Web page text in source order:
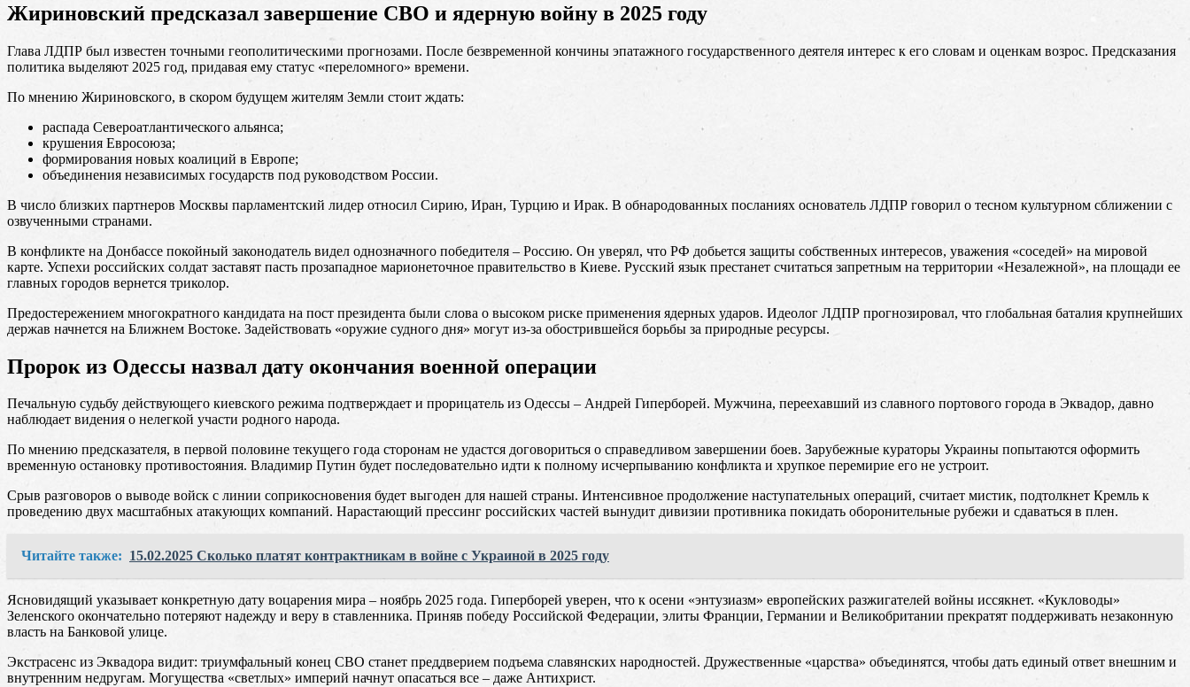
Жириновский предсказал завершение СВО и ядерную войну в 2025 году
Глава ЛДПР был известен точными геополитическими прогнозами. После безвременной кончины эпатажного государственного деятеля интерес к его словам и оценкам возрос. Предсказания
политика выделяют 2025 год, придавая ему статус «переломного» времени.
По мнению Жириновского, в скором будущем жителям Земли стоит ждать:
распада Североатлантического альянса;
крушения Евросоюза;
формирования новых коалиций в Европе;
объединения независимых государств под руководством России.
В число близких партнеров Москвы парламентский лидер относил Сирию, Иран, Турцию и Ирак. В обнародованных посланиях основатель ЛДПР говорил о тесном культурном сближении с
озвученными странами.
В конфликте на Донбассе покойный законодатель видел однозначного победителя – Россию. Он уверял, что РФ добьется защиты собственных интересов, уважения «соседей» на мировой
карте. Успехи российских солдат заставят пасть прозападное марионеточное правительство в Киеве. Русский язык престанет считаться запретным на территории «Незалежной», на площади ее
главных городов вернется триколор.
Предостережением многократного кандидата на пост президента были слова о высоком риске применения ядерных ударов. Идеолог ЛДПР прогнозировал, что глобальная баталия крупнейших
держав начнется на Ближнем Востоке. Задействовать «оружие судного дня» могут из-за обострившейся борьбы за природные ресурсы.
Пророк из Одессы назвал дату окончания военной операции
Печальную судьбу действующего киевского режима подтверждает и прорицатель из Одессы – Андрей Гиперборей. Мужчина, переехавший из славного портового города в Эквадор, давно
наблюдает видения о нелегкой участи родного народа.
По мнению предсказателя, в первой половине текущего года сторонам не удастся договориться о справедливом завершении боев. Зарубежные кураторы Украины попытаются оформить
временную остановку противостояния. Владимир Путин будет последовательно идти к полному исчерпыванию конфликта и хрупкое перемирие его не устроит.
Срыв разговоров о выводе войск с линии соприкосновения будет выгоден для нашей страны. Интенсивное продолжение наступательных операций, считает мистик, подтолкнет Кремль к
проведению двух масштабных атакующих компаний. Нарастающий прессинг российских частей вынудит дивизии противника покидать оборонительные рубежи и сдаваться в плен.
Читайте также: 15.02.2025 Сколько платят контрактникам в войне с Украиной в 2025 году
Ясновидящий указывает конкретную дату воцарения мира – ноябрь 2025 года. Гиперборей уверен, что к осени «энтузиазм» европейских разжигателей войны иссякнет. «Кукловоды»
Зеленского окончательно потеряют надежду и веру в ставленника. Приняв победу Российской Федерации, элиты Франции, Германии и Великобритании прекратят поддерживать незаконную
власть на Банковой улице.
Экстрасенс из Эквадора видит: триумфальный конец СВО станет преддверием подъема славянских народностей. Дружественные «царства» объединятся, чтобы дать единый ответ внешним и
внутренним недругам. Могущества «светлых» империй начнут опасаться все – даже Антихрист.